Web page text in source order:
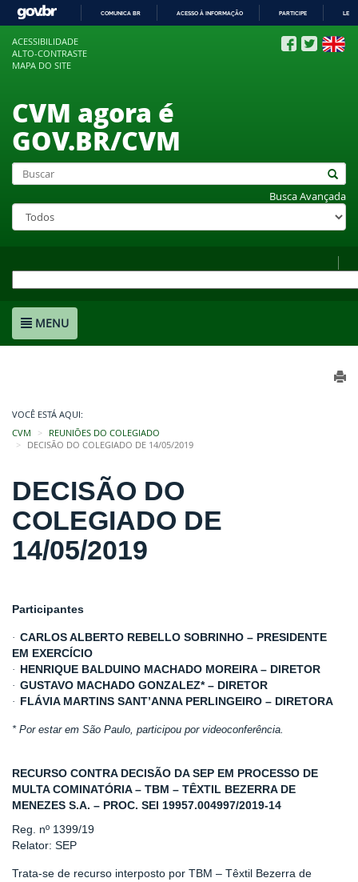
COMUNICA BR ACESSO À INFORMAÇÃO PARTICIPE
ACESSIBILIDADE
ALTO-CONTRASTE
MAPA DO SITE
CVM agora é
GOV.BR/CVM
Busca Avançada
MENU
VOCÊ ESTÁ AQUI:
CVM
REUNIÕES DO COLEGIADO
DECISÃO DO COLEGIADO DE 14/05/2019
DECISÃO DO
COLEGIADO DE
14/05/2019
Participantes
· CARLOS ALBERTO REBELLO SOBRINHO – PRESIDENTE
EM EXERCÍCIO
· HENRIQUE BALDUINO MACHADO MOREIRA – DIRETOR
· GUSTAVO MACHADO GONZALEZ* – DIRETOR
· FLÁVIA MARTINS SANT’ANNA PERLINGEIRO – DIRETORA
* Por estar em São Paulo, participou por videoconferência.
RECURSO CONTRA DECISÃO DA SEP EM PROCESSO DE
MULTA COMINATÓRIA – TBM – TÊXTIL BEZERRA DE
MENEZES S.A. – PROC. SEI 19957.004997/2019-14
Reg. nº 1399/19
Relator: SEP
Trata-se de recurso interposto por TBM – Têxtil Bezerra de